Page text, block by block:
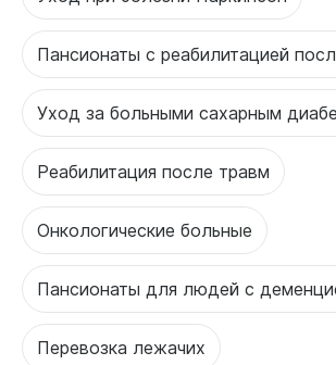
Пансионаты с реабилитацией
Уход за больными сахарным
Реабилитация после травм
Онкологические больные
Пансионаты для людей с
Перевозка лежачих